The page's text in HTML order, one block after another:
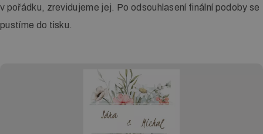
Výměna grafiky
Tisk katalogů a kalendářů
v pořádku, zrevidujeme jej. Po odsouhlasení finální podoby se
pustíme do tisku.